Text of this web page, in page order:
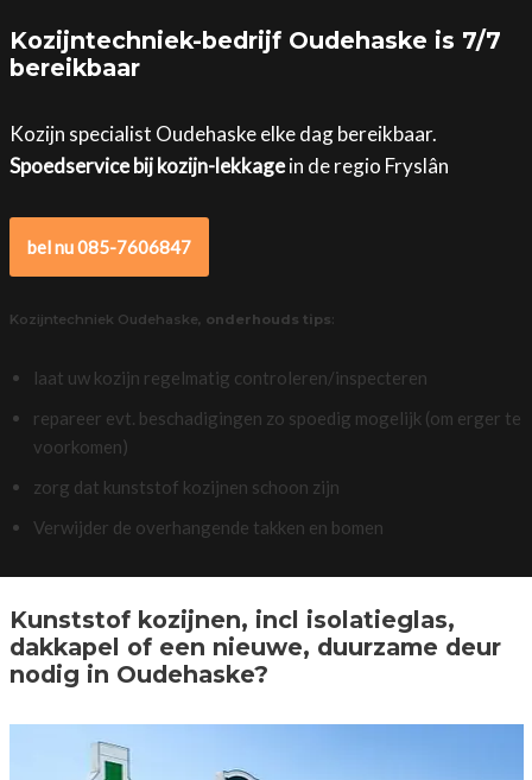
Kozijntechniek-bedrijf Oudehaske is 7/7
bereikbaar
Kozijn specialist Oudehaske elke dag bereikbaar.
Spoedservice bij kozijn-lekkagein de regio Fryslân
bel nu 085-7606847
Kozijntechniek Oudehaske, onderhouds tips:
laat uw kozijn regelmatig controleren/inspecteren
repareer evt. beschadigingen zo spoedig mogelijk (om erger te
voorkomen)
zorg dat kunststof kozijnen schoon zijn
Verwijder de overhangende takken en bomen
Kunststof kozijnen, incl isolatieglas,
dakkapel of een nieuwe, duurzame deur
nodig in Oudehaske?